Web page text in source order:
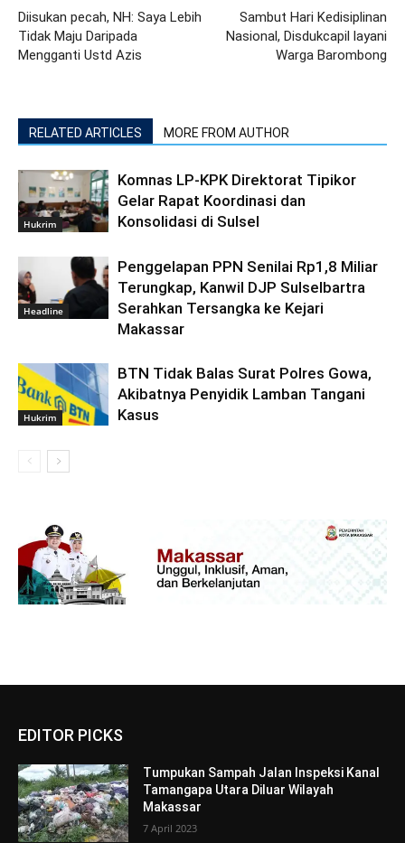
Diisukan pecah, NH: Saya Lebih
Tidak Maju Daripada
Mengganti Ustd Azis
Sambut Hari Kedisiplinan
Nasional, Disdukcapil layani
Warga Barombong
RELATED ARTICLES MORE FROM AUTHOR
Hukrim
Komnas LP-KPK Direktorat Tipikor
Gelar Rapat Koordinasi dan
Konsolidasi di Sulsel
Headline
Penggelapan PPN Senilai Rp1,8 Miliar
Terungkap, Kanwil DJP Sulselbartra
Serahkan Tersangka ke Kejari
Makassar
Hukrim
BTN Tidak Balas Surat Polres Gowa,
Akibatnya Penyidik Lamban Tangani
Kasus
EDITOR PICKS
Tumpukan Sampah Jalan Inspeksi Kanal
Tamangapa Utara Diluar Wilayah
Makassar
7 April 2023